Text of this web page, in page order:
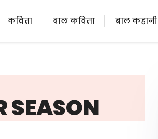
कविता बाल कविता बाल कहानी
SEASON